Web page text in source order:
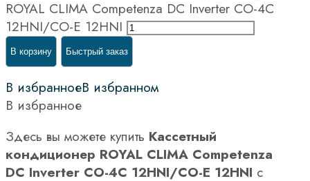
ROYAL CLIMA Competenza DC Inverter CO-4C
12HNI/CO-E 12HNI
В корзину Быстрый заказ
В избранноеВ избранном
В избранное
Здесь вы можете купить Кассетный
кондиционер ROYAL CLIMA Competenza
DC Inverter CO-4C 12HNI/CO-E 12HNI с